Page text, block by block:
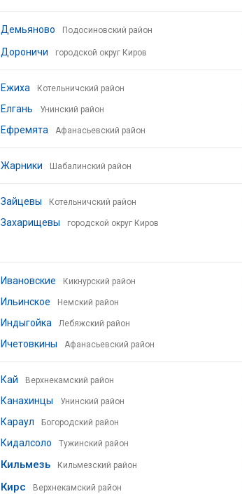
Демьяново Подосиновский район
Дороничи городской округ Киров
Ежиха Котельничский район
Елгань Унинский район
Ефремята Афанасьевский район
Жарники Шабалинский район
Зайцевы Котельничский район
Захарищевы городской округ Киров
Ивановские Кикнурский район
Ильинское Немский район
Индыгойка Лебяжский район
Ичетовкины Афанасьевский район
Кай Верхнекамский район
Канахинцы Унинский район
Караул Богородский район
Кидалсоло Тужинский район
Кильмезь Кильмезский район
Кирс Верхнекамский район